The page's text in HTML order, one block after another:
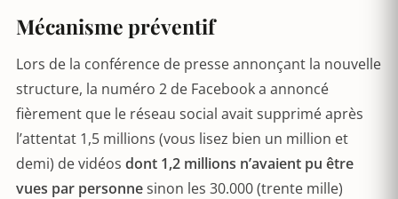
Mécanisme préventif
Lors de la conférence de presse annonçant la nouvelle
structure, la numéro 2 de Facebook a annoncé
fièrement que le réseau social avait supprimé après
l’attentat 1,5 millions (vous lisez bien un million et
demi) de vidéos dont 1,2 millions n’avaient pu être
vues par personnesinon les 30.000 (trente mille)